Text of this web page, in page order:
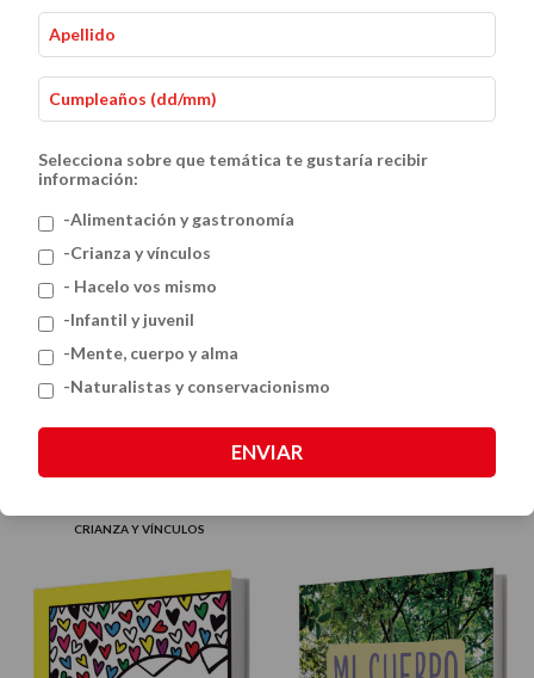
CRIANZA Y VÍNCULOS
100 Actividades para liberar la
Selecciona sobre que temática te gustaría recibir
información:
-Alimentación y gastronomía
-Crianza y vínculos
- Hacelo vos mismo
-Infantil y juvenil
-Mente, cuerpo y alma
-Naturalistas y conservacionismo
ENVIAR